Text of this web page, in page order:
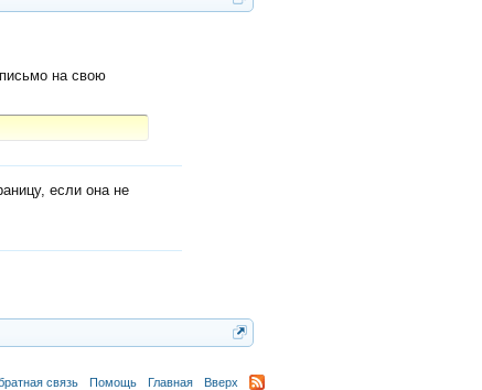
на свою
если она не
связь Помощь Главная
Вверх